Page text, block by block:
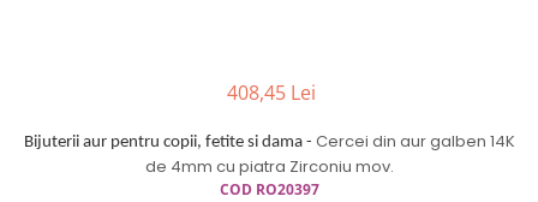
Cercei aur cu surub
408,45 Lei
Bijuterii aur pentru copii, fetite si dama - Cercei din aur galben 14K
de 4mm cu piatra Zirconiu mov.
COD RO20397